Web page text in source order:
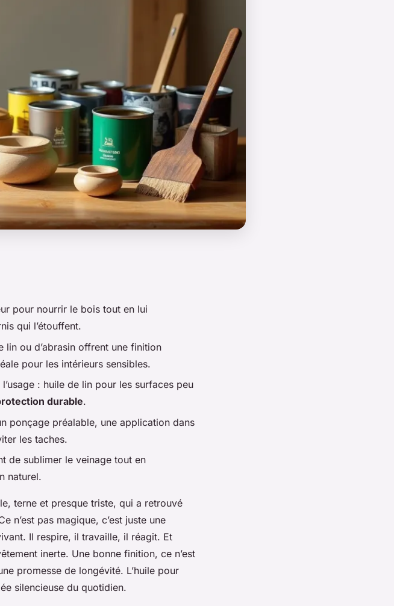
pour nourrir le bois tout en lui
qui l’étouffent.
lin ou d’abrasin offrent une finition
pour les intérieurs sensibles.
: huile de lin pour les surfaces peu
durable.
ponçage préalable, une application dans
les taches.
de sublimer le veinage tout en
naturel.
terne et presque triste, qui a retrouvé
n’est pas magique, c’est juste une
Il respire, il travaille, il réagit. Et
inerte. Une bonne finition, ce n’est
promesse de longévité. L’huile pour
silencieuse du quotidien.